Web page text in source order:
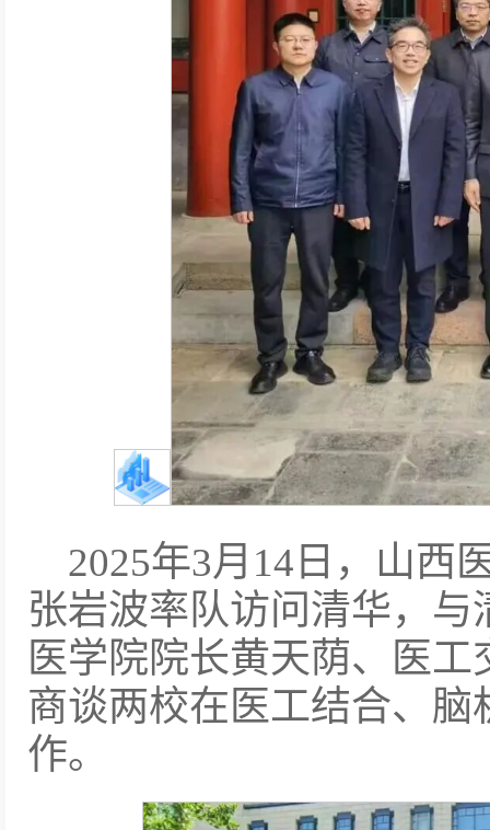
2025年3月14日，山西
张岩波率队访问清华，
医学院院长黄天荫、医
商谈两校在医工结合、
作。